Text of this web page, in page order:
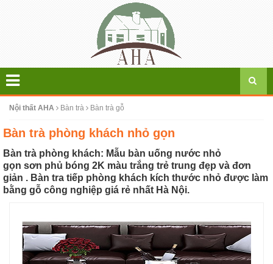
Nội thất AHA Bàn trà Bàn trà gỗ
Bàn trà phòng khách nhỏ gọn
Bàn trà phòng khách: Mẫu bàn uống nước nhỏ
gọn sơn phủ bóng 2K màu trắng trẻ trung đẹp và đơn
giản . Bàn tra tiếp phòng khách kích thước nhỏ được làm
bằng gỗ công nghiệp giá rẻ nhất Hà Nội.